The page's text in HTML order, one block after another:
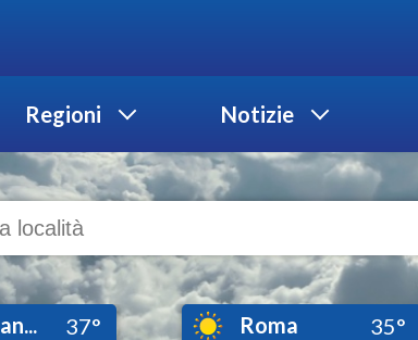
Regioni Notizie
37° Roma 35°